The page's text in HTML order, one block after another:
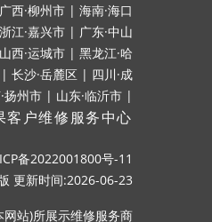
广西·柳州市 | 海南·海口
浙江·嘉兴市 | 广东·中山
山西·运城市 | 黑龙江·哈
| 长沙·岳麓区 | 四川·成
扬州市 | 山东·临沂市 |
客户维修服务中心
备2022001800号-11
更新时间:2026-06-23
站)所展示维修服务商